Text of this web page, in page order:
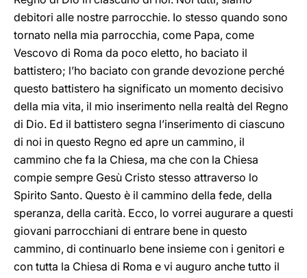
debitori alle nostre parrocchie. Io stesso quando sono
tornato nella mia parrocchia, come Papa, come
Vescovo di Roma da poco eletto, ho baciato il
battistero; l’ho baciato con grande devozione perché
questo battistero ha significato un momento decisivo
della mia vita, il mio inserimento nella realtà del Regno
di Dio. Ed il battistero segna l’inserimento di ciascuno
di noi in questo Regno ed apre un cammino, il
cammino che fa la Chiesa, ma che con la Chiesa
compie sempre Gesù Cristo stesso attraverso lo
Spirito Santo. Questo è il cammino della fede, della
speranza, della carità. Ecco, lo vorrei augurare a questi
giovani parrocchiani di entrare bene in questo
cammino, di continuarlo bene insieme con i genitori e
con tutta la Chiesa di Roma e vi auguro anche tutto il